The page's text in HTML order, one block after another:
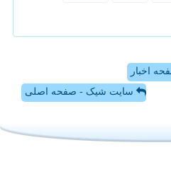
اخبار
سایت شیک - صفحه اصلی